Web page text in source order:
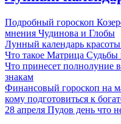
Подробный гороскоп
мнения Чудинова и Глобы
Лунный календарь
Что такое Матрица Судьбы
Что принесет полнолуние
знакам
Финансовый гороскоп на
кому подготовиться к
28 апреля Пудов день что